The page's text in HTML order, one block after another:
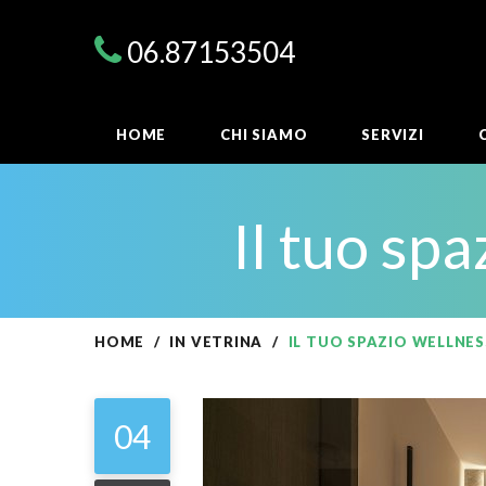
06.87153504
HOME CHI SIAMO SERVIZI
Il tuo
HOME IN VETRINA IL TUO SPAZIO
04